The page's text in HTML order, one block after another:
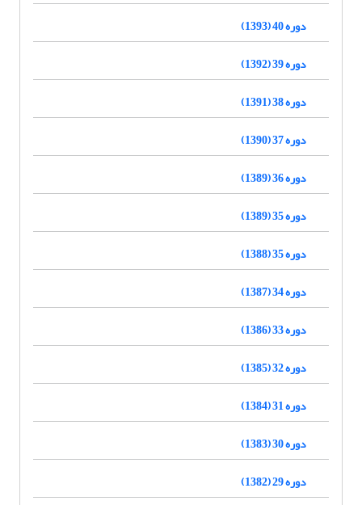
دوره 40 (1393)
دوره 39 (1392)
دوره 38 (1391)
دوره 37 (1390)
دوره 36 (1389)
دوره 35 (1389)
دوره 35 (1388)
دوره 34 (1387)
دوره 33 (1386)
دوره 32 (1385)
دوره 31 (1384)
دوره 30 (1383)
دوره 29 (1382)